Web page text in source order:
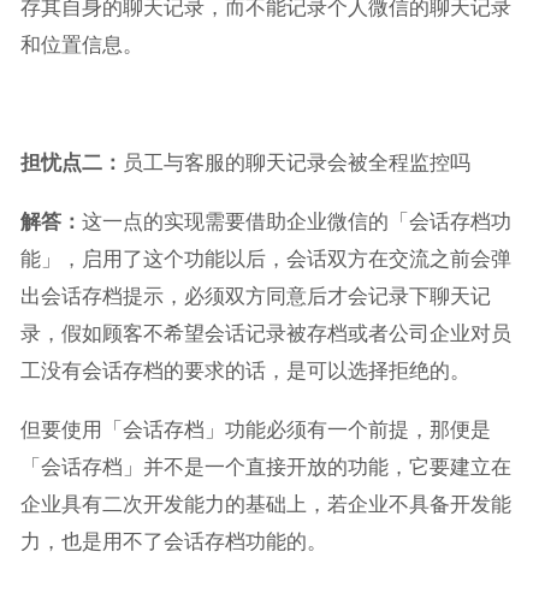
存其自身的聊天记录，而不能记录个人微信的聊天记录
和位置信息。
担忧点二： 员工与客服的聊天记录会被全程监控吗
解答： 这一点的实现需要借助企业微信的「会话存档功
能」，启用了这个功能以后，会话双方在交流之前会弹
出会话存档提示，必须双方同意后才会记录下聊天记
录，假如顾客不希望会话记录被存档或者公司企业对员
工没有会话存档的要求的话，是可以选择拒绝的。
但要使用「会话存档」功能必须有一个前提，那便是
「会话存档」并不是一个直接开放的功能，它要建立在
企业具有二次开发能力的基础上，若企业不具备开发能
力，也是用不了会话存档功能的。